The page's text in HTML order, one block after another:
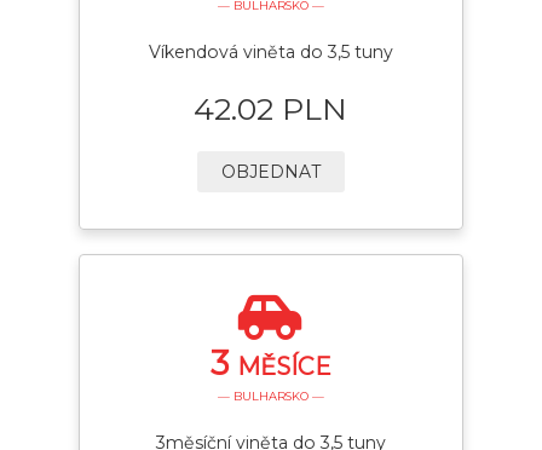
— BULHARSKO —
Víkendová viněta do 3,5 tuny
42.02 PLN
OBJEDNAT
3 MĚSÍCE
— BULHARSKO —
3měsíční viněta do 3,5 tuny